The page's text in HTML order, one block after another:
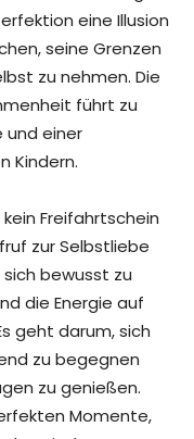
eine Illusion
seine Grenzen
zu nehmen. Die
führt zu
und einer
Kindern.
Freifahrtschein
zur Selbstliebe
bewusst zu
die Energie auf
geht darum, sich
zu begegnen
zu genießen.
Momente,